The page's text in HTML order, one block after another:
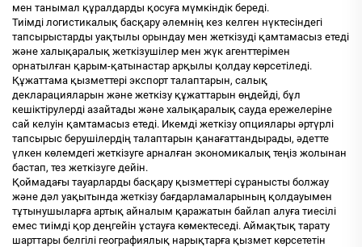
мен танымал құралдарды қосуға мүмкіндік береді.
Тиімді логистикалық басқару әлемнің кез келген нүктесіндегі
тапсырыстарды уақтылы орындау мен жеткізуді қамтамасыз етеді
және халықаралық жеткізушілер мен жүк агенттерімен
орнатылған қарым-қатынастар арқылы қолдау көрсетіледі.
Құжаттама қызметтері экспорт талаптарын, салық
декларацияларын және жеткізу құжаттарын өңдейді, бұл
кешіктірулерді азайтады және халықаралық сауда ережелеріне
сай келуін қамтамасыз етеді. Икемді жеткізу опциялары әртүрлі
тапсырыс берушілердің талаптарын қанағаттандырады, әдетте
үлкен көлемдегі жеткізуге арналған экономикалық теңіз жолынан
бастап, тез жеткізуге дейін.
Қоймадағы тауарларды басқару қызметтері сұранысты болжау
және дәл уақытында жеткізу бағдарламаларының қолдауымен
тұтынушыларға артық айналым қаражатын байлап алуға тиесілі
емес тиімді қор деңгейін ұстауға көмектеседі. Аймақтық тарату
шарттары белгілі географиялық нарықтарға қызмет көрсететін